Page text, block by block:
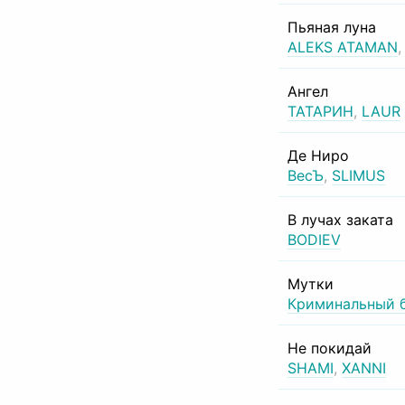
Пьяная луна
ALEKS ATAMAN,
Ангел
ТАТАРИН, LAUR
Де Ниро
ВесЪ, SLIMUS
В лучах заката
BODIEV
Мутки
Криминальный
Не покидай
SHAMI, XANNI